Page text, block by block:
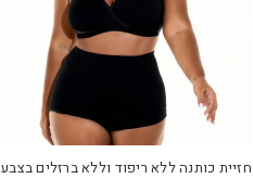
חזיית כותנה ללא ריפוד וללא ברזלים בצבע